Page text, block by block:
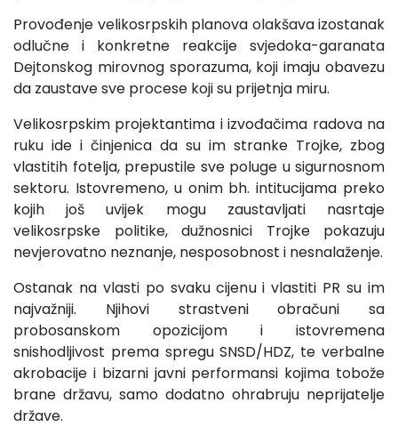
Provođenje velikosrpskih planova olakšava izostanak
odlučne i konkretne reakcije svjedoka-garanata
Dejtonskog mirovnog sporazuma, koji imaju obavezu
da zaustave sve procese koji su prijetnja miru.
Velikosrpskim projektantima i izvođačima radova na
ruku ide i činjenica da su im stranke Trojke, zbog
vlastitih fotelja, prepustile sve poluge u sigurnosnom
sektoru. Istovremeno, u onim bh. intitucijama preko
kojih još uvijek mogu zaustavljati nasrtaje
velikosrpske politike, dužnosnici Trojke pokazuju
nevjerovatno neznanje, nesposobnost i nesnalaženje.
Ostanak na vlasti po svaku cijenu i vlastiti PR su im
najvažniji. Njihovi strastveni obračuni sa
probosanskom opozicijom i istovremena
snishodljivost prema spregu SNSD/HDZ, te verbalne
akrobacije i bizarni javni performansi kojima tobože
brane državu, samo dodatno ohrabruju neprijatelje
države.